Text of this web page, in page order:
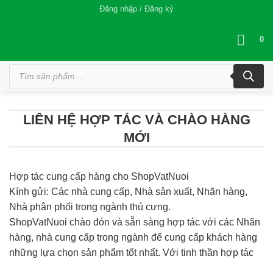
Đăng nhập / Đăng ký
0
Tìm
kiếm
phẩm
LIÊN HỆ HỢP TÁC VÀ CHÀO HÀNG
MỚI
Hợp tác cung cấp hàng cho ShopVatNuoi
Kính gửi: Các nhà cung cấp, Nhà sản xuất, Nhãn hàng,
Nhà phân phối trong ngành thú cưng.
ShopVatNuoi chào đón và sẵn sàng hợp tác với các Nhãn
hàng, nhà cung cấp trong ngành để cung cấp khách hàng
những lựa chọn sản phẩm tốt nhất. Với tinh thần hợp tác